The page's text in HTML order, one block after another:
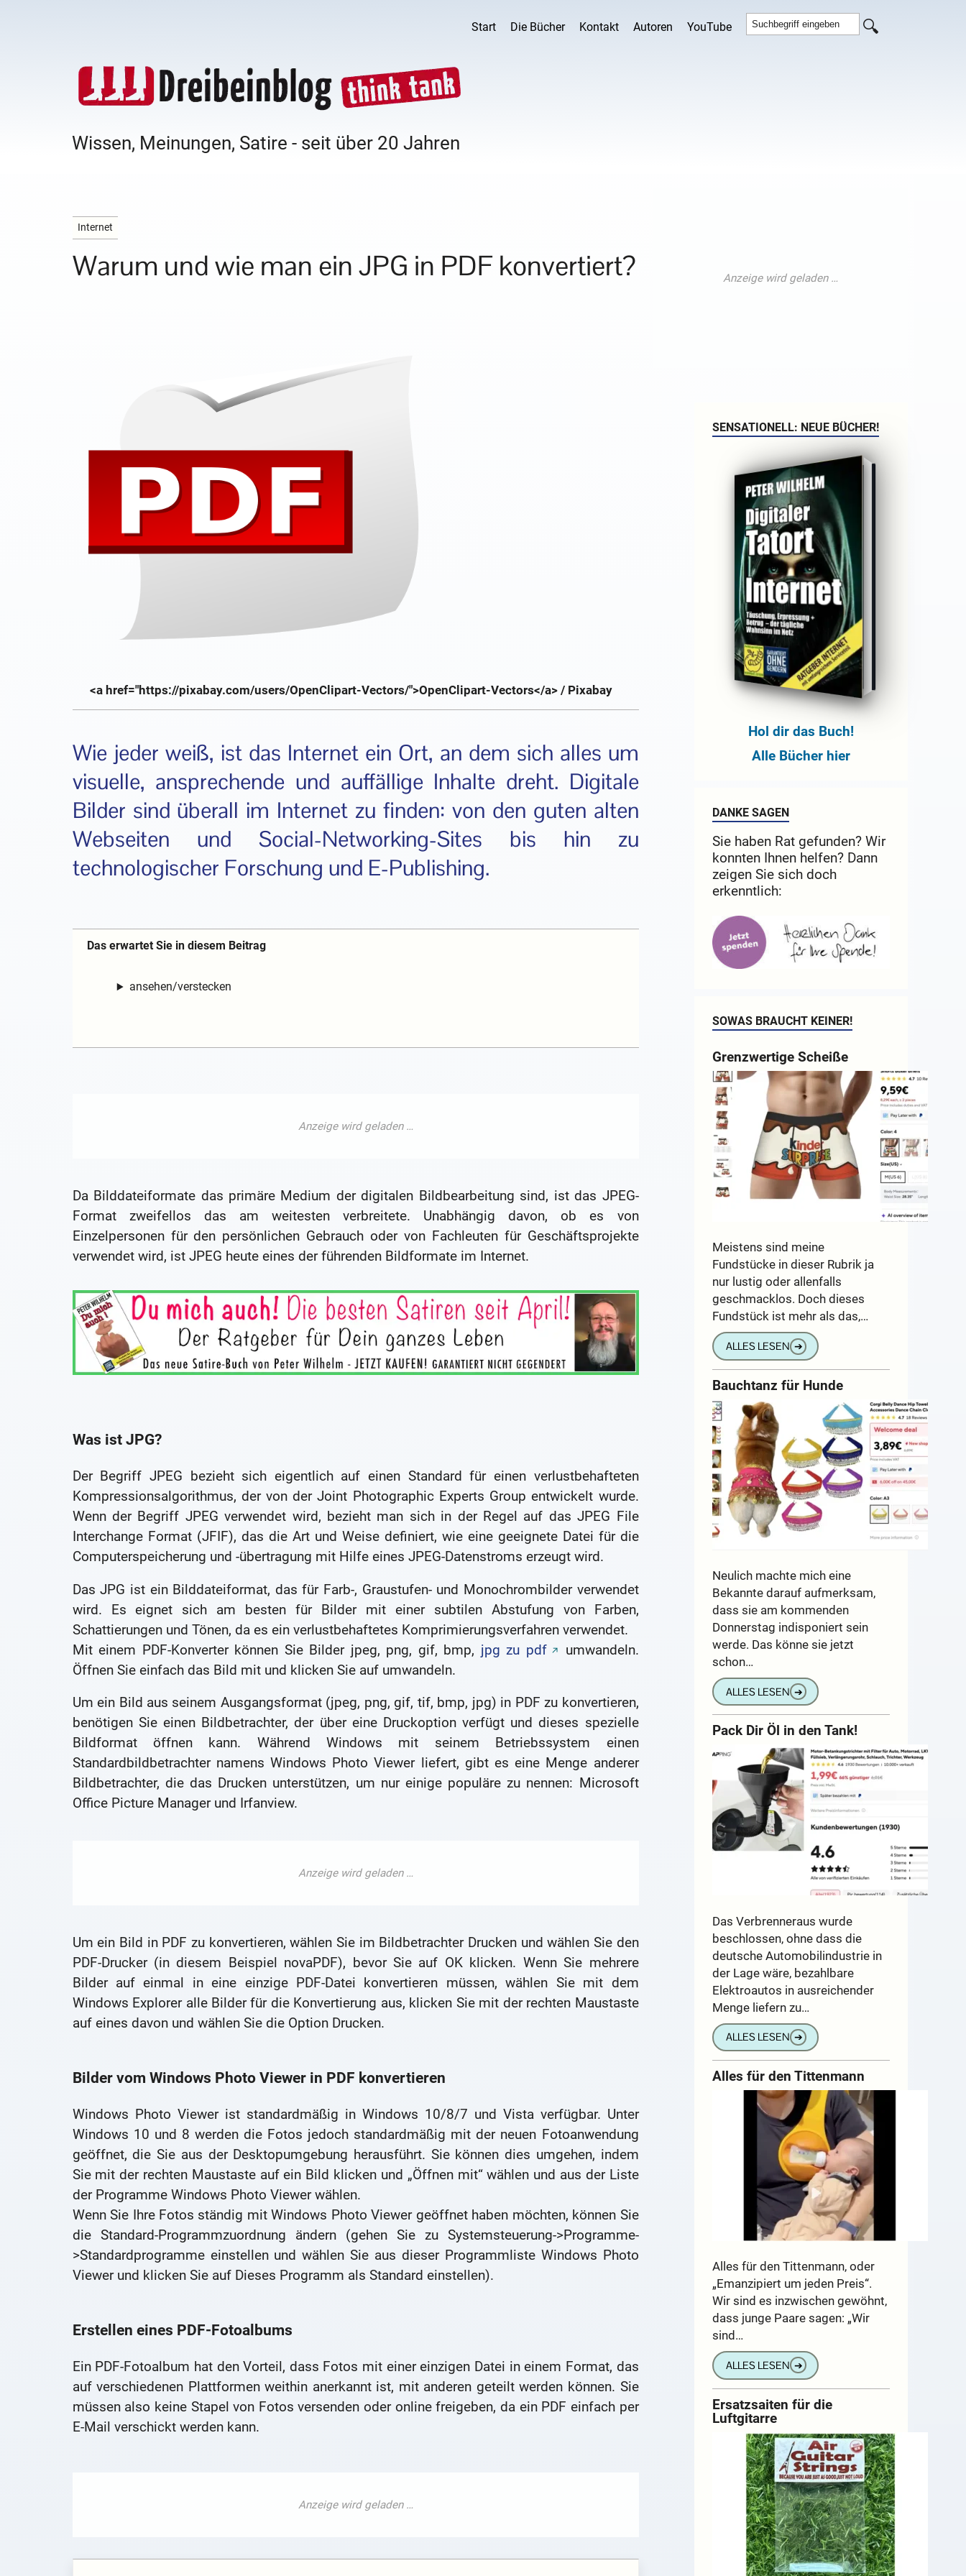
Start Die Bücher Kontakt Autoren YouTube
Wissen, Meinungen, Satire - seit über 20 Jahren
Internet
Warum und wie man ein JPG in PDF konvertiert?
<a href="https://pixabay.com/users/OpenClipart-Vectors/">OpenClipart-Vectors</a> / Pixabay
Wie jeder weiß, ist das Internet ein Ort, an dem sich alles um
visuelle, ansprechende und auffällige Inhalte dreht. Digitale
Bilder sind überall im Internet zu finden: von den guten alten
Webseiten und Social-Networking-Sites bis hin zu
technologischer Forschung und E-Publishing.
Das erwartet Sie in diesem Beitrag
ansehen/verstecken
Da Bilddateiformate das primäre Medium der digitalen Bildbearbeitung sind, ist das JPEG-
Format zweifellos das am weitesten verbreitete. Unabhängig davon, ob es von
Einzelpersonen für den persönlichen Gebrauch oder von Fachleuten für Geschäftsprojekte
verwendet wird, ist JPEG heute eines der führenden Bildformate im Internet.
Was ist JPG?
Der Begriff JPEG bezieht sich eigentlich auf einen Standard für einen verlustbehafteten
Kompressionsalgorithmus, der von der Joint Photographic Experts Group entwickelt wurde.
Wenn der Begriff JPEG verwendet wird, bezieht man sich in der Regel auf das JPEG File
Interchange Format (JFIF), das die Art und Weise definiert, wie eine geeignete Datei für die
Computerspeicherung und -übertragung mit Hilfe eines JPEG-Datenstroms erzeugt wird.
Das JPG ist ein Bilddateiformat, das für Farb-, Graustufen- und Monochrombilder verwendet
wird. Es eignet sich am besten für Bilder mit einer subtilen Abstufung von Farben,
Schattierungen und Tönen, da es ein verlustbehaftetes Komprimierungsverfahren verwendet.
Mit einem PDF-Konverter können Sie Bilder jpeg, png, gif, bmp, jpg zu pdf
umwandeln.
Öffnen Sie einfach das Bild mit und klicken Sie auf umwandeln.
Um ein Bild aus seinem Ausgangsformat (jpeg, png, gif, tif, bmp, jpg) in PDF zu konvertieren,
benötigen Sie einen Bildbetrachter, der über eine Druckoption verfügt und dieses spezielle
Bildformat öffnen kann. Während Windows mit seinem Betriebssystem einen
Standardbildbetrachter namens Windows Photo Viewer liefert, gibt es eine Menge anderer
Bildbetrachter, die das Drucken unterstützen, um nur einige populäre zu nennen: Microsoft
Office Picture Manager und Irfanview.
Um ein Bild in PDF zu konvertieren, wählen Sie im Bildbetrachter Drucken und wählen Sie den
PDF-Drucker (in diesem Beispiel novaPDF), bevor Sie auf OK klicken. Wenn Sie mehrere
Bilder auf einmal in eine einzige PDF-Datei konvertieren müssen, wählen Sie mit dem
Windows Explorer alle Bilder für die Konvertierung aus, klicken Sie mit der rechten Maustaste
auf eines davon und wählen Sie die Option Drucken.
Bilder vom Windows Photo Viewer in PDF konvertieren
Windows Photo Viewer ist standardmäßig in Windows 10/8/7 und Vista verfügbar. Unter
Windows 10 und 8 werden die Fotos jedoch standardmäßig mit der neuen Fotoanwendung
geöffnet, die Sie aus der Desktopumgebung herausführt. Sie können dies umgehen, indem
Sie mit der rechten Maustaste auf ein Bild klicken und „Öffnen mit“ wählen und aus der Liste
der Programme Windows Photo Viewer wählen.
Wenn Sie Ihre Fotos ständig mit Windows Photo Viewer geöffnet haben möchten, können Sie
die Standard-Programmzuordnung ändern (gehen Sie zu Systemsteuerung->Programme-
>Standardprogramme einstellen und wählen Sie aus dieser Programmliste Windows Photo
Viewer und klicken Sie auf Dieses Programm als Standard einstellen).
Erstellen eines PDF-Fotoalbums
Ein PDF-Fotoalbum hat den Vorteil, dass Fotos mit einer einzigen Datei in einem Format, das
auf verschiedenen Plattformen weithin anerkannt ist, mit anderen geteilt werden können. Sie
müssen also keine Stapel von Fotos versenden oder online freigeben, da ein PDF einfach per
E-Mail verschickt werden kann.
SENSATIONELL: NEUE BÜCHER!
Hol dir das Buch!
Alle Bücher hier
DANKE SAGEN
Sie haben Rat gefunden? Wir
konnten Ihnen helfen? Dann
zeigen Sie sich doch
erkenntlich:
SOWAS BRAUCHT KEINER!
Grenzwertige Scheiße
Meistens sind meine
Fundstücke in dieser Rubrik ja
nur lustig oder allenfalls
geschmacklos. Doch dieses
Fundstück ist mehr als das,…
ALLES LESEN ➔
Bauchtanz für Hunde
Neulich machte mich eine
Bekannte darauf aufmerksam,
dass sie am kommenden
Donnerstag indisponiert sein
werde. Das könne sie jetzt
schon…
ALLES LESEN ➔
Pack Dir Öl in den Tank!
Das Verbrenneraus wurde
beschlossen, ohne dass die
deutsche Automobilindustrie in
der Lage wäre, bezahlbare
Elektroautos in ausreichender
Menge liefern zu…
ALLES LESEN ➔
Alles für den Tittenmann
Alles für den Tittenmann, oder
„Emanzipiert um jeden Preis“.
Wir sind es inzwischen gewöhnt,
dass junge Paare sagen: „Wir
sind…
ALLES LESEN ➔
Ersatzsaiten für die
Luftgitarre